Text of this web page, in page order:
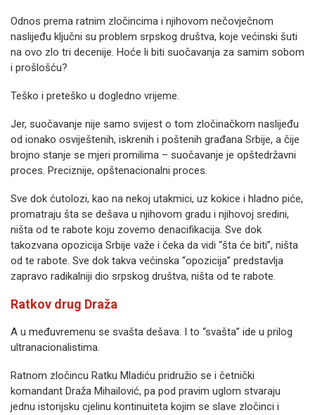
Odnos prema ratnim zločincima i njihovom nečovječnom
naslijeđu ključni su problem srpskog društva, koje većinski šuti
na ovo zlo tri decenije. Hoće li biti suočavanja za samim sobom
i prošlošću?
Teško i preteško u dogledno vrijeme.
Jer, suočavanje nije samo svijest o tom zločinačkom naslijeđu
od ionako osviještenih, iskrenih i poštenih građana Srbije, a čije
brojno stanje se mjeri promilima – suočavanje je opštedržavni
proces. Preciznije, opštenacionalni proces.
Sve dok ćutolozi, kao na nekoj utakmici, uz kokice i hladno piće,
promatraju šta se dešava u njihovom gradu i njihovoj sredini,
ništa od te rabote koju zovemo denacifikacija. Sve dok
takozvana opozicija Srbije važe i čeka da vidi “šta će biti”, ništa
od te rabote. Sve dok takva većinska “opozicija” predstavlja
zapravo radikalniji dio srpskog društva, ništa od te rabote.
Ratkov drug Draža
A u međuvremenu se svašta dešava. I to “svašta” ide u prilog
ultranacionalistima.
Ratnom zločincu Ratku Mladiću pridružio se i četnički
komandant Draža Mihailović, pa pod pravim uglom stvaraju
jednu istorijsku cjelinu kontinuiteta kojim se slave zločinci i